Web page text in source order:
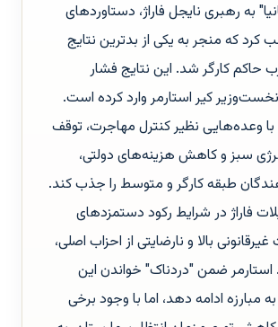
به رهبری نایجل فاراژ، دستاوردهای
که منجر به یکی از بدترین نتایج
حاکم کارگر شد. این نتایج فشار
نخست‌وزیر کیر استارمر وارد کرده است.
وعده‌هایی نظیر کنترل مهاجرت، توقف
سبز و کاهش هزینه‌های دولتی،
طبقه کارگر و متوسط را جذب کند.
فاراژ در شرایط رکود دستمزدهای
بالا و نارضایتی از احزاب اصلی،
استارمر ضمن "دردناک" خواندن این
مبارزه ادامه دهد، اما با وجود برخی